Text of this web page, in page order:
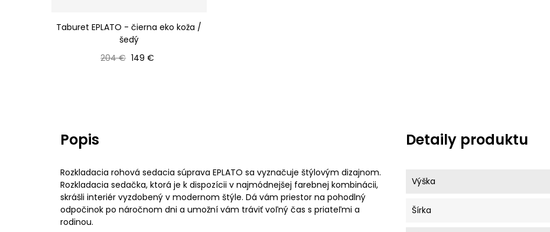
Taburet EPLATO - čierna eko koža /
šedý
Bežná cena
204 € Cena
149 €
Popis
Rozkladacia rohová sedacia súprava EPLATO sa vyznačuje štýlovým dizajnom.
Rozkladacia sedačka, ktorá je k dispozícii v najmódnejšej farebnej kombinácii,
skrášli interiér vyzdobený v modernom štýle. Dá vám priestor na pohodlný
odpočinok po náročnom dni a umožní vám tráviť voľný čas s priateľmi a
rodinou.
Detaily produktu
Výška
Šírka